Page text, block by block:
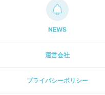
NEWS
運営会社
プライパシーポリシー